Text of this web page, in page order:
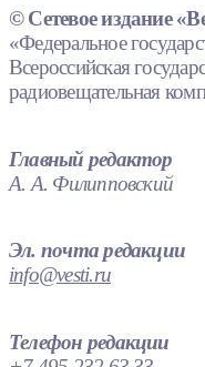
© Сетевое издание
«Федеральное
Всероссийская
радиовещательная
Главный редактор
А. А. Филипповский
Эл. почта редакции
info@vesti.ru
Телефон редакции